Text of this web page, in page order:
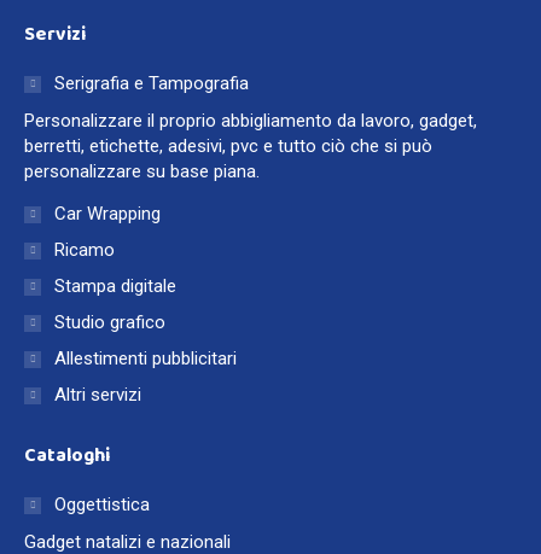
opens
in
window
opens
in
window
in
window
Servizi
Serigrafia e Tampografia
Personalizzare il proprio abbigliamento da lavoro, gadget,
berretti, etichette, adesivi, pvc e tutto ciò che si può
personalizzare su base piana.
Car Wrapping
Ricamo
Stampa digitale
Studio grafico
Allestimenti pubblicitari
Altri servizi
Cataloghi
Oggettistica
Gadget natalizi e nazionali